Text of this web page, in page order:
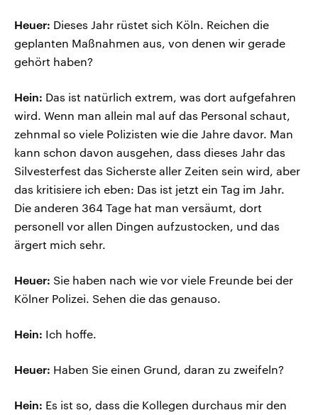
Heuer: Dieses Jahr rüstet sich Köln. Reichen die
geplanten Maßnahmen aus, von denen wir gerade
gehört haben?
Hein: Das ist natürlich extrem, was dort aufgefahren
wird. Wenn man allein mal auf das Personal schaut,
zehnmal so viele Polizisten wie die Jahre davor. Man
kann schon davon ausgehen, dass dieses Jahr das
Silvesterfest das Sicherste aller Zeiten sein wird, aber
das kritisiere ich eben: Das ist jetzt ein Tag im Jahr.
Die anderen 364 Tage hat man versäumt, dort
personell vor allen Dingen aufzustocken, und das
ärgert mich sehr.
Heuer: Sie haben nach wie vor viele Freunde bei der
Kölner Polizei. Sehen die das genauso.
Hein: Ich hoffe.
Heuer: Haben Sie einen Grund, daran zu zweifeln?
Hein: Es ist so, dass die Kollegen durchaus mir den